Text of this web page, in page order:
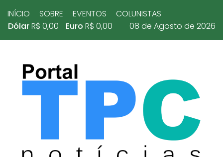
INÍCIO SOBRE EVENTOS
COLUNISTAS
DólarR$ 0,00 Euro R$ 0,00 08 de Agosto de 2026